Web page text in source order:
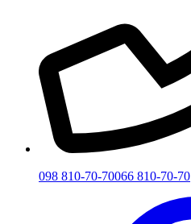
098 810-70-70066 810-70-70